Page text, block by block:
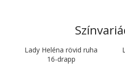
Lady Heléna rövid ruha
16-drapp